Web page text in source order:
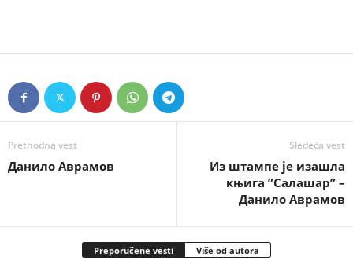
Prethodna vest
Данило Аврамов
Sledeća vest
Из штампе је изашла
књига ”Салашар” –
Данило Аврамов
Preporučene vesti Više od autora